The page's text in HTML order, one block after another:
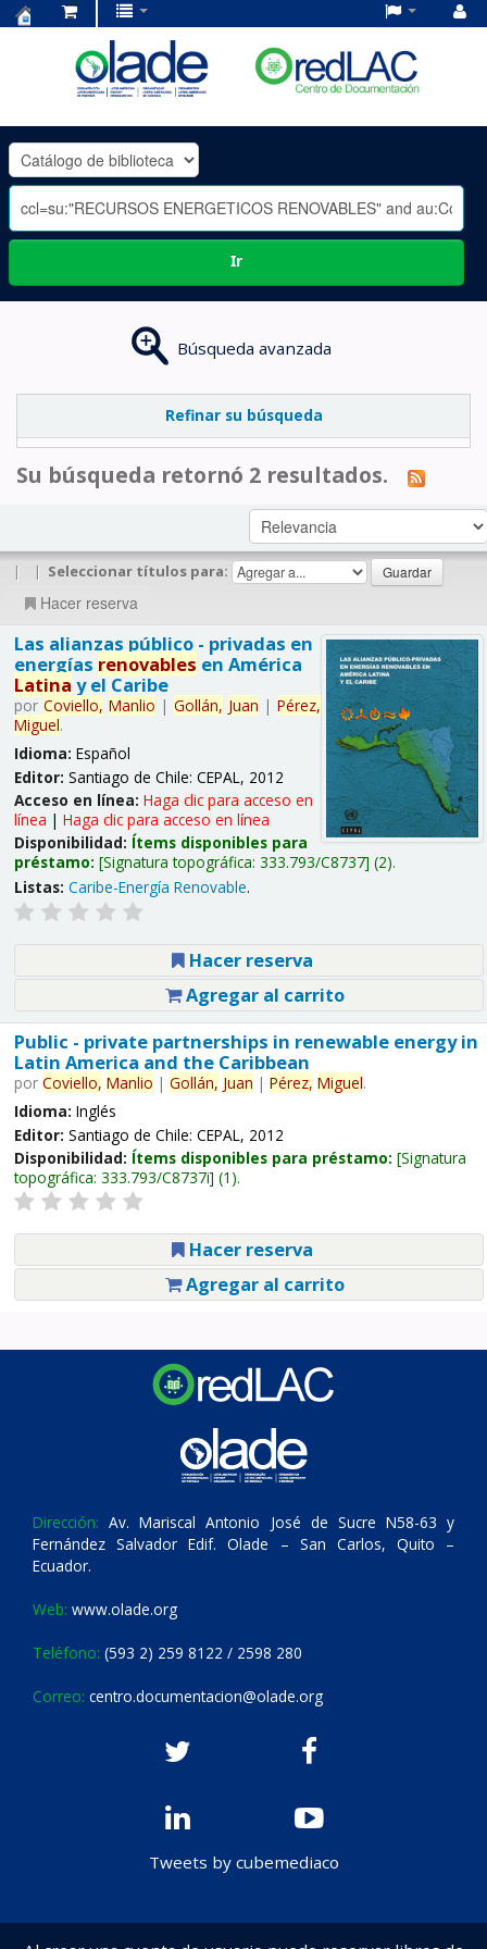
OLADE
-
Ir
Búsqueda avanzada
Refinar su búsqueda
Su búsqueda retornó 2 resultados.
| | Seleccionar títulos para:
Hacer reserva
Las alianzas público - privadas en
energías renovables en América
Latina y el Caribe
por Coviello, Manlio | Gollán, Juan | Pérez,
Miguel.
Idioma: Español
Editor: Santiago de Chile: CEPAL, 2012
Acceso en línea: Haga clic para acceso en
línea | Haga clic para acceso en línea
Disponibilidad: Ítems disponibles para
préstamo: Signatura topográfica: 333.793/C8737 (2).
Listas: Caribe-Energía Renovable.
Hacer reserva
Agregar al carrito
Public - private partnerships in renewable energy in
Latin America and the Caribbean
por Coviello, Manlio | Gollán, Juan | Pérez, Miguel.
Idioma: Inglés
Editor: Santiago de Chile: CEPAL, 2012
Disponibilidad: Ítems disponibles para préstamo: Signatura
topográfica: 333.793/C8737i (1).
Hacer reserva
Agregar al carrito
Dirección: Av. Mariscal Antonio José de Sucre N58-63 y
Fernández Salvador Edif. Olade – San Carlos, Quito –
Ecuador.
Web: www.olade.org
Teléfono: (593 2) 259 8122 / 2598 280
Correo: centro.documentacion@olade.org
Tweets by cubemediaco